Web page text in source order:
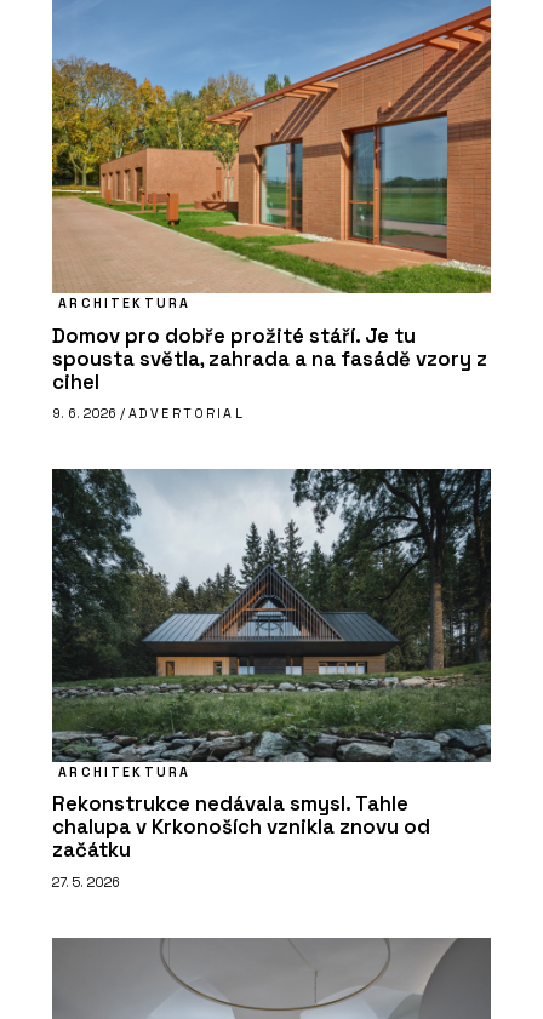
ARCHITEKTURA
Domov pro dobře prožité stáří. Je tu
spousta světla, zahrada a na fasádě vzory z
cihel
9. 6. 2026 / ADVERTORIAL
ARCHITEKTURA
Rekonstrukce nedávala smysl. Tahle
chalupa v Krkonoších vznikla znovu od
začátku
27. 5. 2026